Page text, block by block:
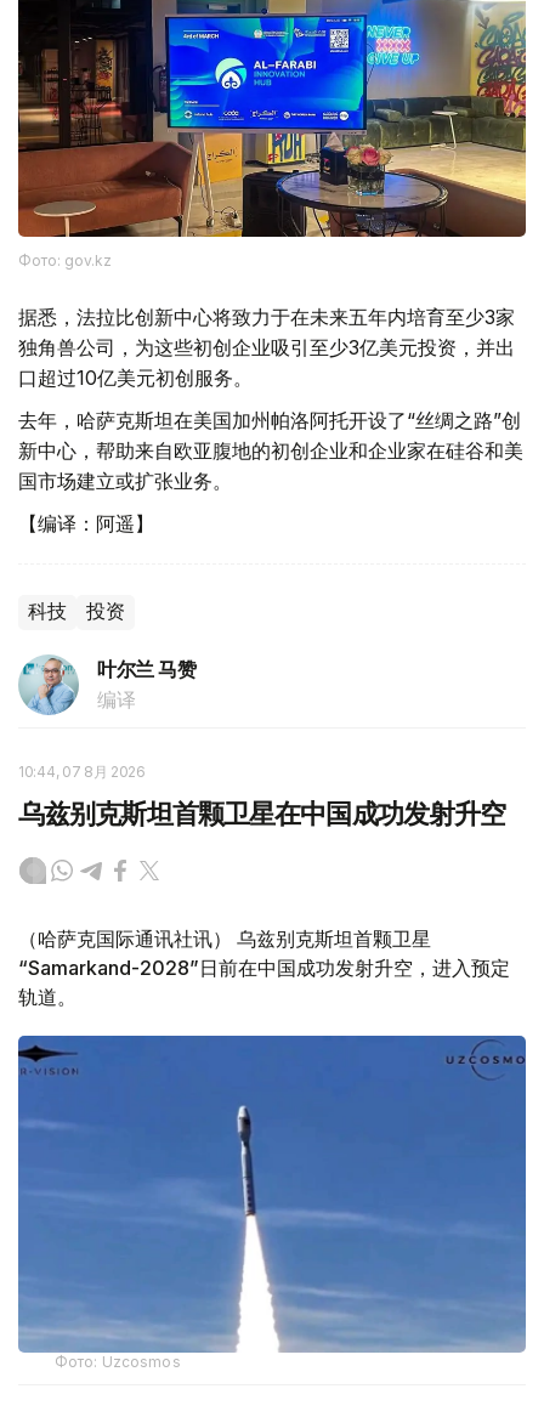
Фото: gov.kz
据悉，法拉比创新中心将致力于在未来五年内培育至少3家
独角兽公司，为这些初创企业吸引至少3亿美元投资，并出
口超过10亿美元初创服务。
去年，哈萨克斯坦在美国加州帕洛阿托开设了“丝绸之路”创
新中心，帮助来自欧亚腹地的初创企业和企业家在硅谷和美
国市场建立或扩张业务。
【编译：阿遥】
科技 投资
叶尔兰 马赞
编译
10:44, 07 8月 2026
乌兹别克斯坦首颗卫星在中国成功发射升空
（哈萨克国际通讯社讯） 乌兹别克斯坦首颗卫星
“Samarkand-2028”日前在中国成功发射升空，进入预定
轨道。
Фото: Uzcosmos